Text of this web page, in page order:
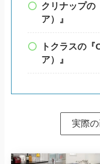
クリナップの
ア）』
トクラスの
ア）』
実際